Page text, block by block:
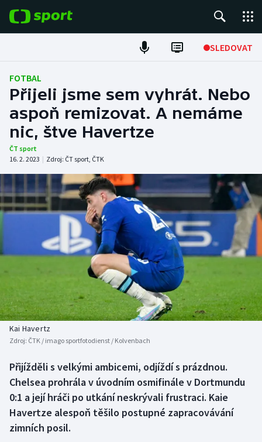
SLEDOVAT
Fotbal
Hokej
Tenis
Atletika
Cyklistika
DALŠÍ SPORTY
Americký fotbal
Baseball a softbal
Basketbal
Biatlon
Box
Curling
NEPŘEHLÉDNĚTE
Soutěže
Historické návraty
Aplikace ČT sport
FOTBAL
Přijeli jsme sem vyhrát. Nebo
aspoň remizovat. A nemáme
nic, štve Havertze
ČT sport
16. 2. 2023 | Zdroj: ČT sport, ČTK
Kai Havertz
Zdroj: ČTK / imago sportfotodienst / Kolvenbach
Přijížděli s velkými ambicemi, odjíždí s prázdnou.
Chelsea prohrála v úvodním osmifinále v Dortmundu
0:1 a její hráči po utkání neskrývali frustraci. Kaie
Havertze alespoň těšilo postupné zapracovávání
zimních posil.